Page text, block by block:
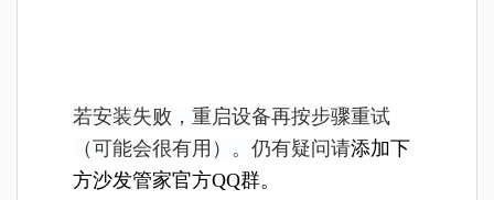
若安装失败，重启设备再按步骤重试
（可能会很有用）。仍有疑问请添加下
方沙发管家官方QQ群。